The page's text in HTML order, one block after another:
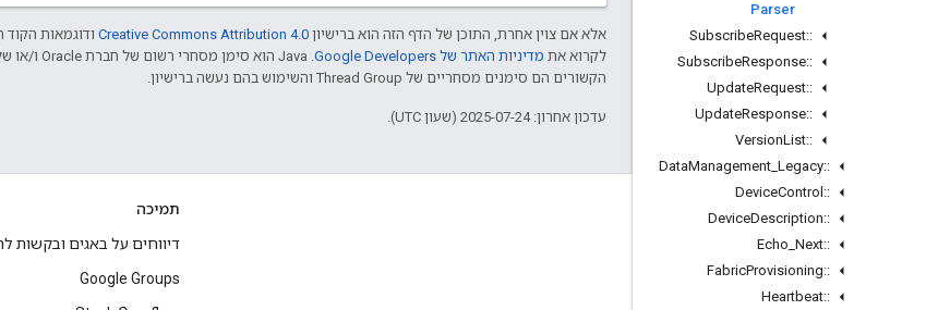
Parser
::
SubscribeRequest
::
SubscribeResponse
::
UpdateRequest
::
UpdateResponse
::
VersionList
::
DataManagement Legacy
::
DeviceControl
::
DeviceDescription
::
Echo Next
::
FabricProvisioning
::
Heartbeat
אלא אם צוין אחרת, התוכן של הדף הזה הוא ברישיון Creative Commons Attribution 4.0‏ ודוגמאות הקוד
לקרוא את מדיניות האתר של Google Developers‏
הקשורים הם סימנים מסחריים של Thread Group והשימוש בהם נעשה ברישיון.
עדכון אחרון: 2025-07-24 (שעון UTC).
OpenWeave
תמיכה
דיווחים על באגים ובקשות
Google Groups